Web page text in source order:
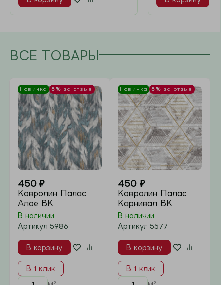
В 1 клик В 1 клик
Новинка 5% за отзыв
450 ₽
Ковролин палас
Принт 05 199
Серый
В наличии
В корзину
м²
450 ₽
Ковролин палас
Котики
В наличии
В корзину
м²
Новинка Новинка